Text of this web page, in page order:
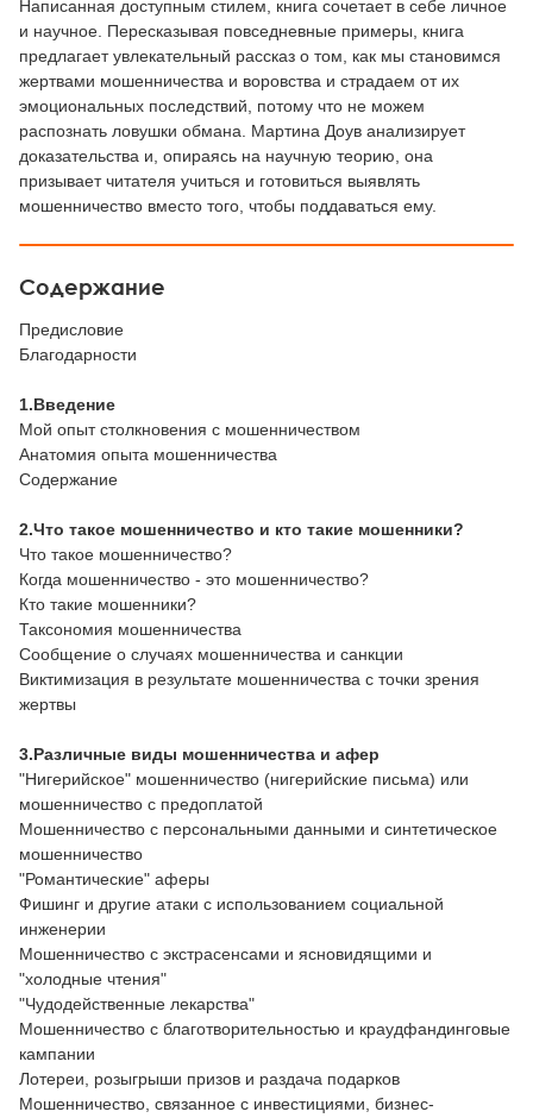
Написанная доступным стилем, книга сочетает в себе личное
и научное. Пересказывая повседневные примеры, книга
предлагает увлекательный рассказ о том, как мы становимся
жертвами мошенничества и воровства и страдаем от их
эмоциональных последствий, потому что не можем
распознать ловушки обмана. Мартина Доув анализирует
доказательства и, опираясь на научную теорию, она
призывает читателя учиться и готовиться выявлять
мошенничество вместо того, чтобы поддаваться ему.
Содержание
Предисловие
Благодарности
1.Введение
Мой опыт столкновения с мошенничеством
Анатомия опыта мошенничества
Содержание
2.Что такое мошенничество и кто такие мошенники?
Что такое мошенничество?
Когда мошенничество - это мошенничество?
Кто такие мошенники?
Таксономия мошенничества
Сообщение о случаях мошенничества и санкции
Виктимизация в результате мошенничества с точки зрения
жертвы
3.Различные виды мошенничества и афер
"Нигерийское" мошенничество (нигерийские письма) или
мошенничество с предоплатой
Мошенничество с персональными данными и синтетическое
мошенничество
"Романтические" аферы
Фишинг и другие атаки с использованием социальной
инженерии
Мошенничество с экстрасенсами и ясновидящими и
"холодные чтения"
"Чудодейственные лекарства"
Мошенничество с благотворительностью и краудфандинговые
кампании
Лотереи, розыгрыши призов и раздача подарков
Мошенничество, связанное с инвестициями, бизнес-